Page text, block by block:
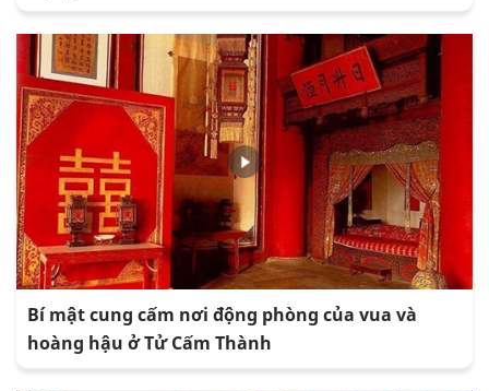
Bí mật cung cấm nơi động phòng của vua và
hoàng hậu ở Tử Cấm Thành